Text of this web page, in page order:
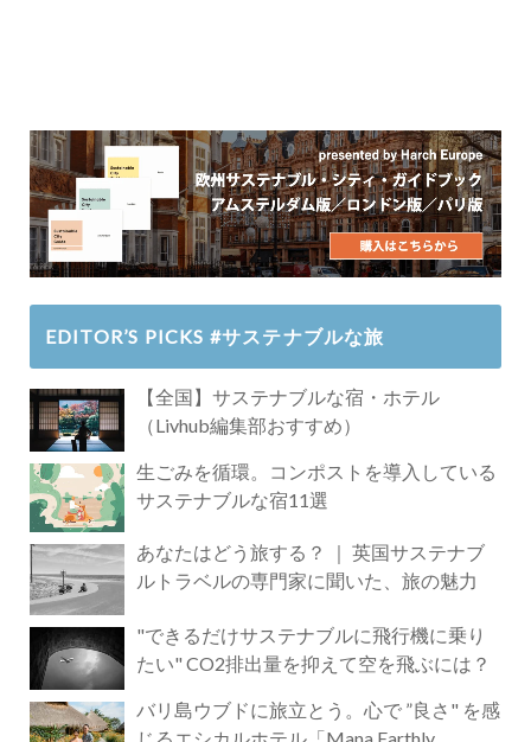
EDITOR’S PICKS #サステナブルな旅
【全国】サステナブルな宿・ホテル
（Livhub編集部おすすめ）
生ごみを循環。コンポストを導入している
サステナブルな宿11選
あなたはどう旅する？ ｜ 英国サステナブ
ルトラベルの専門家に聞いた、旅の魅力
"できるだけサステナブルに飛行機に乗り
たい" CO2排出量を抑えて空を飛ぶには？
バリ島ウブドに旅立とう。心で ”良さ" を感